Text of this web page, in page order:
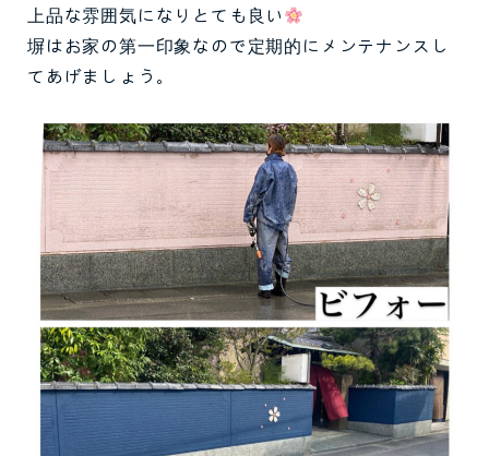
上品な雰囲気になりとても良い
塀はお家の第一印象なので定期的にメンテナンスし
てあげましょう。